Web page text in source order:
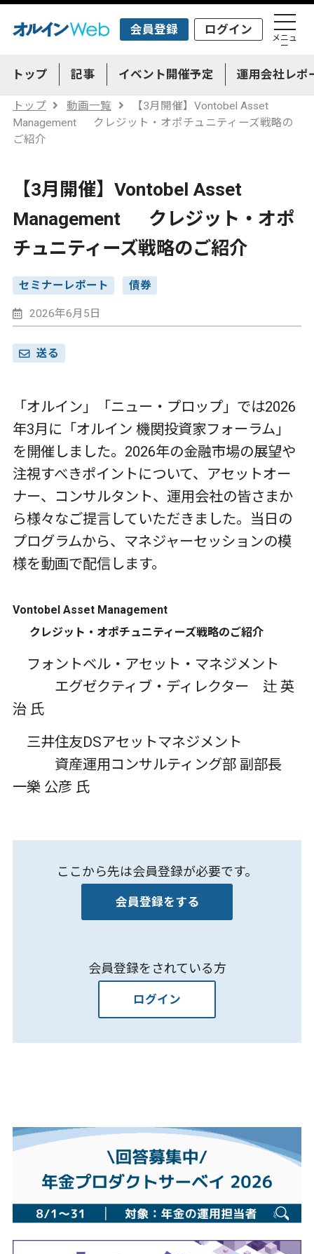
会員登録 ログイン
メニュ
ー
トップ 記事 イベント開催予定 運用会社レポ
トップ 動画一覧
【3月開催】Vontobel Asset
Management クレジット・オポチュニティーズ戦略の
ご紹介
【3月開催】Vontobel Asset
Management クレジット・オポ
チュニティーズ戦略のご紹介
セミナーレポート 債券
2026年6月5日
送る
「オルイン」「ニュー・プロップ」では2026
年3月に「オルイン 機関投資家フォーラム」
を開催しました。2026年の金融市場の展望や
注視すべきポイントについて、アセットオー
ナー、コンサルタント、運用会社の皆さまか
ら様々なご提言していただきました。当日の
プログラムから、マネジャーセッションの模
様を動画で配信します。
Vontobel Asset Management
クレジット・オポチュニティーズ戦略のご紹介
フォントベル・アセット・マネジメント
エグゼクティブ・ディレクター 辻 英
治 氏
三井住友DSアセットマネジメント
資産運用コンサルティング部 副部長
一樂 公彦 氏
ここから先は会員登録が必要です。
会員登録をする
会員登録をされている方
ログイン